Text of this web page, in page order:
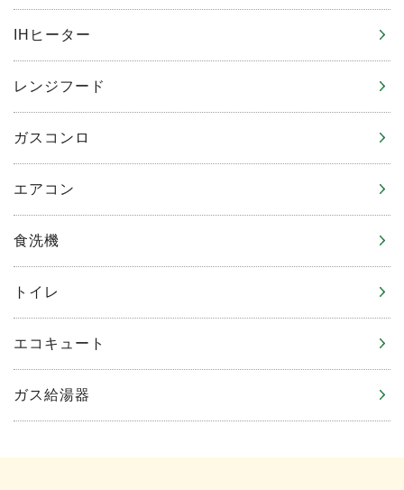
IHヒーター
レンジフード
ガスコンロ
エアコン
食洗機
トイレ
エコキュート
ガス給湯器